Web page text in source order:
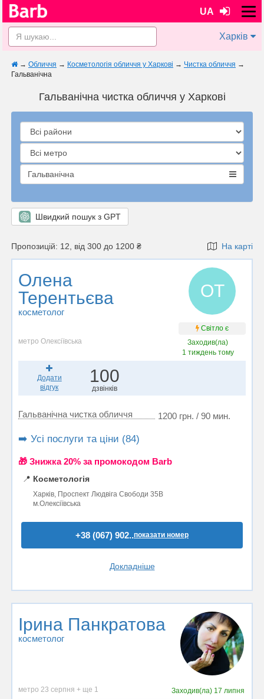
UA
Харків
→ Обличчя → Косметологія обличчя у Харкові → Чистка обличчя →
Гальванічна
Гальванічна чистка обличчя у Харкові
Гальванічна
Швидкий пошук з GPT
Пропозицій: 12, від 300 до 1200 ₴ На карті
Олена
Терентьєва
косметолог
ОТ
Світло є
метро Олексіївська
Заходив(ла)
1 тиждень тому
Додати
відгук
100
дзвінків
Гальванічна чистка обличчя 1200 грн. / 90 мин.
➡️ Усі послуги та ціни (84)
🎁 Знижка 20% за промокодом Barb
📍 Косметологія
Харків, Проспект Людвіга Свободи 35В
м.Олексіївська
+38 (067) 902..показати номер
Докладніше
Ірина Панкратова
косметолог
метро 23 серпня + ще 1 Заходив(ла) 17 липня